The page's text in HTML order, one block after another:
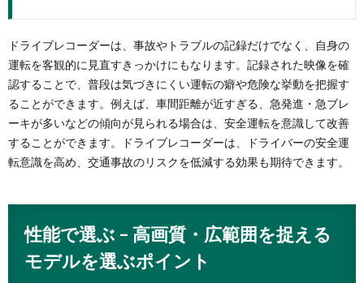
ドライブレコーダーは、事故やトラブルの記録だけでなく、自身の
運転を客観的に見直すきっかけにもなります。記録された映像を確
認することで、普段は気づきにくい運転の癖や危険な挙動を把握す
ることができます。例えば、車間距離が近すぎる、急発進・急ブレ
ーキが多いなどの傾向が見られる場合は、安全運転を意識して改善
することができます。ドライブレコーダーは、ドライバーの安全運
転意識を高め、交通事故のリスクを低減する効果も期待できます。
性能で選ぶ – 高画質・広範囲を捉える
モデルを選ぶポイント